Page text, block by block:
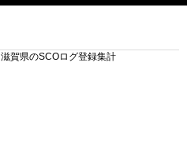
滋賀県のSCOログ登録集計